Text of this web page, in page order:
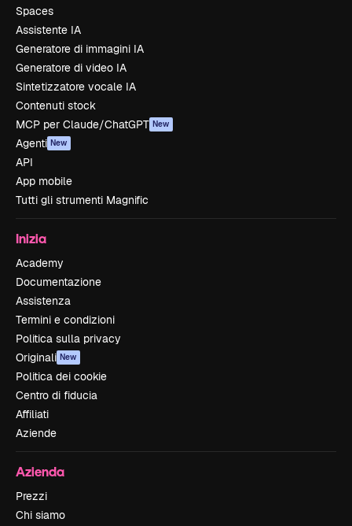
Spaces
Assistente IA
Generatore di immagini IA
Generatore di video IA
Sintetizzatore vocale IA
Contenuti stock
MCP per Claude/ChatGPT New
Agenti New
API
App mobile
Tutti gli strumenti Magnific
Inizia
Academy
Documentazione
Assistenza
Termini e condizioni
Politica sulla privacy
Originali New
Politica dei cookie
Centro di fiducia
Affiliati
Aziende
Azienda
Prezzi
Chi siamo